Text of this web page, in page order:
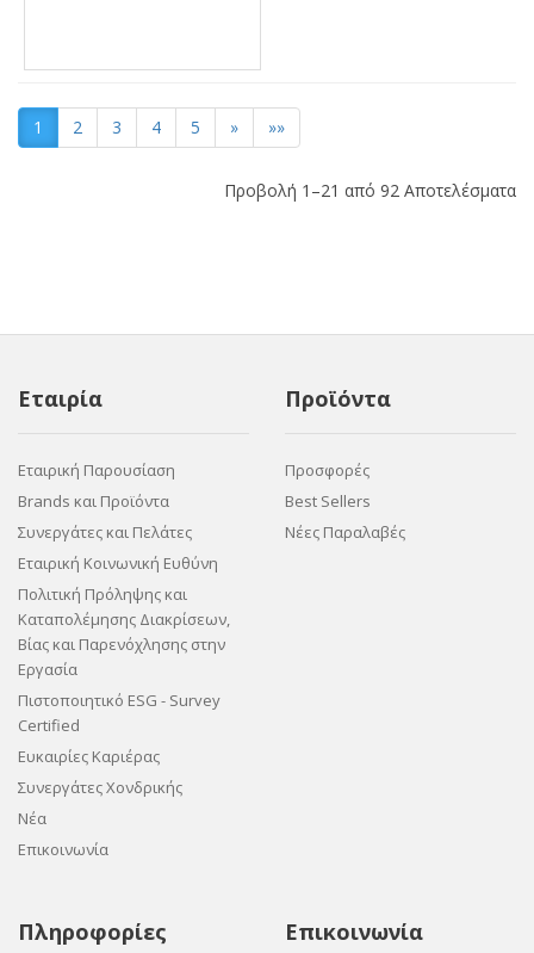
1 2 3 4 5 » »»
Προβολή 1–21 από 92 Αποτελέσματα
Εταιρία
Εταιρική Παρουσίαση
Brands και Προϊόντα
Συνεργάτες και Πελάτες
Εταιρική Κοινωνική Ευθύνη
Πολιτική Πρόληψης και
Καταπολέμησης Διακρίσεων,
Βίας και Παρενόχλησης στην
Εργασία
Πιστοποιητικό ESG - Survey
Certified
Ευκαιρίες Καριέρας
Συνεργάτες Χονδρικής
Νέα
Επικοινωνία
Προϊόντα
Προσφορές
Best Sellers
Νέες Παραλαβές
Πληροφορίες Επικοινωνία